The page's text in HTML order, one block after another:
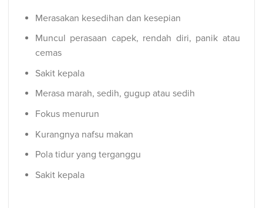
Merasakan kesedihan dan kesepian
Muncul perasaan capek, rendah diri, panik atau
cemas
Sakit kepala
Merasa marah, sedih, gugup atau sedih
Fokus menurun
Kurangnya nafsu makan
Pola tidur yang terganggu
Sakit kepala